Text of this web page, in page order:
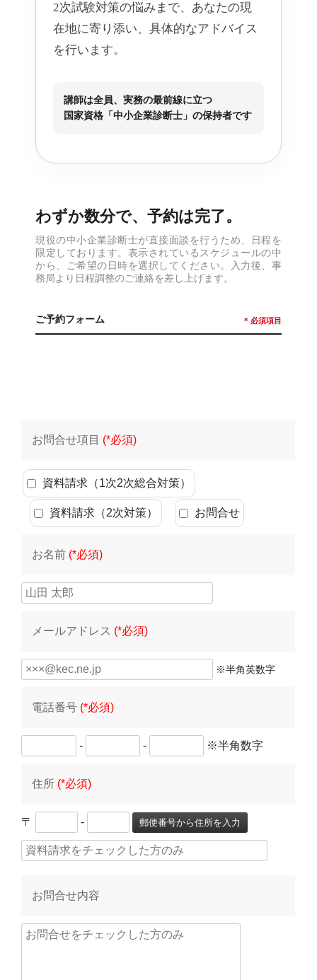
2次試験対策の悩みまで、あなたの現
在地に寄り添い、具体的なアドバイス
を行います。
講師は全員、実務の最前線に立つ
国家資格「中小企業診断士」の保持者です
わずか数分で、予約は完了。
現役の中小企業診断士が直接面談を行うため、日程を
限定しております。表示されているスケジュールの中
から、ご希望の日時を選択してください。入力後、事
務局より日程調整のご連絡を差し上げます。
ご予約フォーム * 必須項目
お問合せ項目 (*必須)
資料請求（1次2次総合対策）
資料請求（2次対策） お問合せ
お名前 (*必須)
メールアドレス (*必須)
※半角英数字
電話番号 (*必須)
- - ※半角数字
住所 (*必須)
〒 - 郵便番号から住所を入力
お問合せ内容